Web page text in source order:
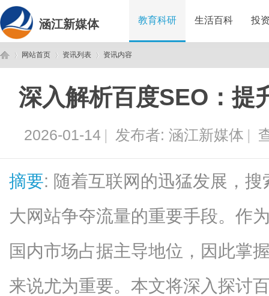
涵江新媒体 教育科研 生活百科 投
网站首页 资讯列表
›
资讯内容
深入解析百度SEO：提
2026-01-14 | 发布者: 涵江新媒体 |
摘要: 随着互联网的迅猛发展，
大网站争夺流量的重要手段。作
国内市场占据主导地位，因此掌
来说尤为重要。本文将深入探讨